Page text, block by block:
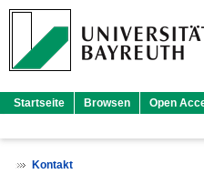
Startseite Browsen Open
Kontakt